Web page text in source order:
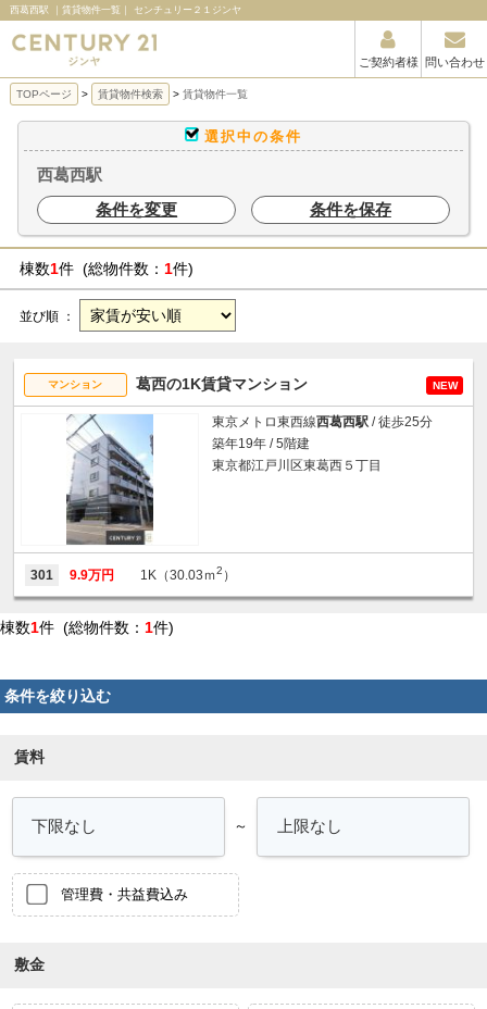
西葛西駅 ｜賃貸物件一覧｜ センチュリー２１ジンヤ
ご契約者様 問い合わせ
TOPページ 賃貸物件検索 賃貸物件一覧
選択中の条件
西葛西駅
条件を変更
条件を保存
棟数1件 (総物件数： 1件)
並び順 ：
マンション 葛西の1K賃貸マンション NEW
東京メトロ東西線西葛西駅 / 徒歩25分
築年19年 / 5階建
東京都江戸川区東葛西５丁目
301 9.9万円 1K（30.03ｍ2 ）
棟数1件 (総物件数： 1件)
条件を絞り込む
賃料
～
管理費・共益費込み
敷金